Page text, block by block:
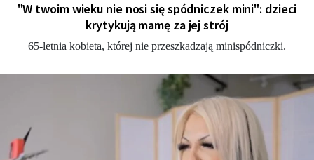
"W twoim wieku nie nosi się spódniczek mini": dzieci
krytykują mamę za jej strój
65-letnia kobieta, której nie przeszkadzają minispódniczki.